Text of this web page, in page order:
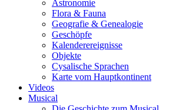
Astronomie
Flora & Fauna
Geografie & Genealogie
Geschöpfe
Kalenderereignisse
Objekte
Cysalische Sprachen
Karte vom Hauptkontinent
Videos
Musical